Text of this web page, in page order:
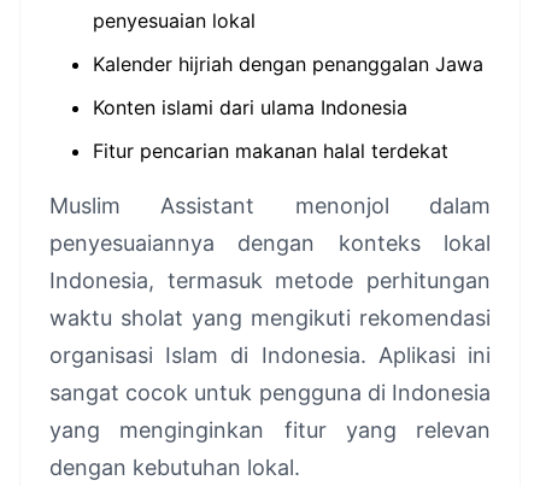
penyesuaian lokal
Kalender hijriah dengan penanggalan Jawa
Konten islami dari ulama Indonesia
Fitur pencarian makanan halal terdekat
Muslim Assistant menonjol dalam
penyesuaiannya dengan konteks lokal
Indonesia, termasuk metode perhitungan
waktu sholat yang mengikuti rekomendasi
organisasi Islam di Indonesia. Aplikasi ini
sangat cocok untuk pengguna di Indonesia
yang menginginkan fitur yang relevan
dengan kebutuhan lokal.